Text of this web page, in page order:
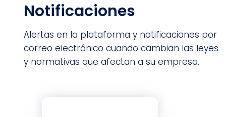
Notificaciones
Alertas en la plataforma y notificaciones por
correo electrónico cuando cambian las leyes
y normativas que afectan a su empresa.